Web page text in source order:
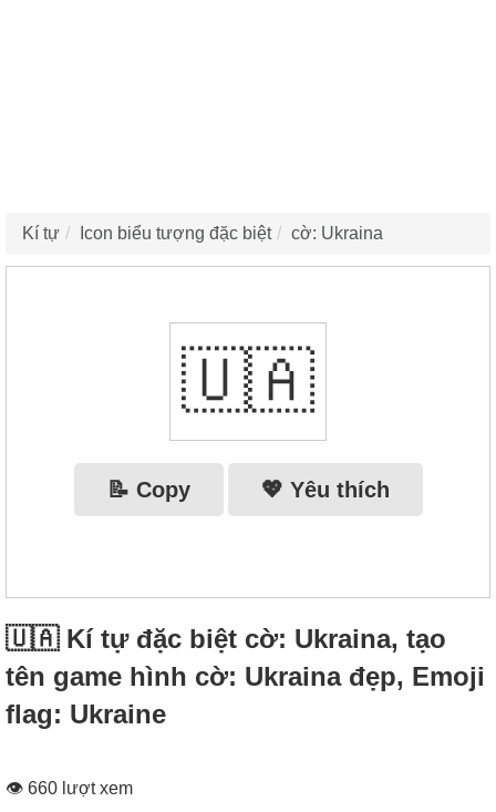
Kí tự Icon biểu tượng đặc biệt cờ: Ukraina
🇺🇦
📝 Copy 💖 Yêu thích
🇺🇦 Kí tự đặc biệt cờ: Ukraina, tạo
tên game hình cờ: Ukraina đẹp, Emoji
flag: Ukraine
👁 660 lượt xem